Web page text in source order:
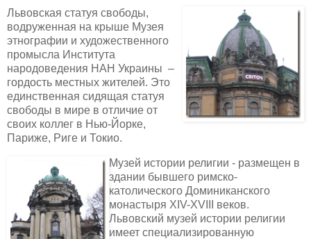
Львовская статуя свободы,
водруженная на крыше Музея
этнографии и художественного
промысла Института
народоведения НАН Украины –
гордость местных жителей. Это
единственная сидящая статуя
свободы в мире в отличие от
своих коллег в Нью-Йорке,
Париже, Риге и Токио.
Музей истории религии - размещен в
здании бывшего римско-
католического Доминиканского
монастыря XIV-XVIII веков.
Львовский музей истории религии
имеет специализированную